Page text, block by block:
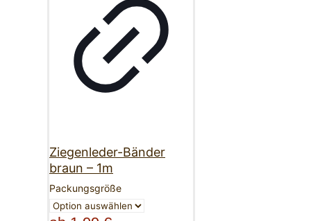
Ziegenleder-Bänder
braun – 1m
Packungsgröße